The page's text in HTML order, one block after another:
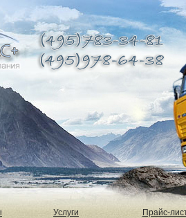
Услуги Прайс-